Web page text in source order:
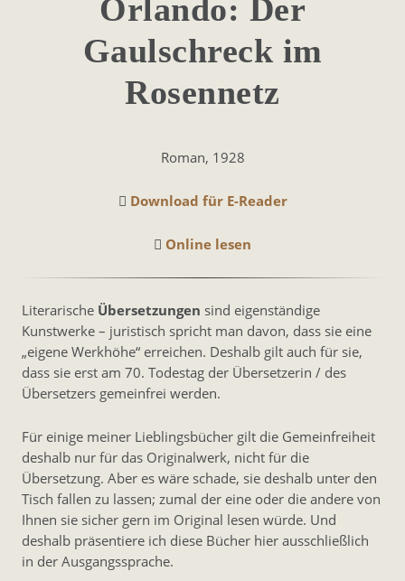
Orlando: Der
Gaulschreck im
Rosennetz
Roman, 1928
Download für E-Reader
Online lesen
Literarische Übersetzungen sind eigenständige
Kunstwerke – juristisch spricht man davon, dass sie eine
„eigene Werkhöhe“ erreichen. Deshalb gilt auch für sie,
dass sie erst am 70. Todestag der Übersetzerin / des
Übersetzers gemeinfrei werden.
Für einige meiner Lieblingsbücher gilt die Gemeinfreiheit
deshalb nur für das Originalwerk, nicht für die
Übersetzung. Aber es wäre schade, sie deshalb unter den
Tisch fallen zu lassen; zumal der eine oder die andere von
Ihnen sie sicher gern im Original lesen würde. Und
deshalb präsentiere ich diese Bücher hier ausschließlich
in der Ausgangssprache.